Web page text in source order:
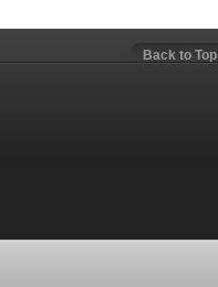
Back to Top